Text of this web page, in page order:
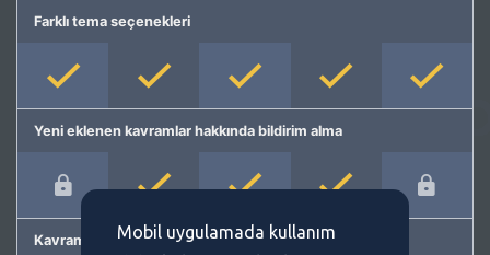
Farklı tema seçenekleri
Yeni eklenen kavramlar hakkında bildirim alma
Kavram önermeMobil uygulamada kullanım